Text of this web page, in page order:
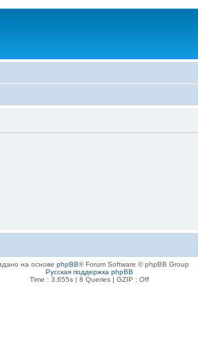
на основе phpBB® Forum Software © phpBB Group
Русская поддержка phpBB
Time : 3.655s | 8 Queries | GZIP : Off